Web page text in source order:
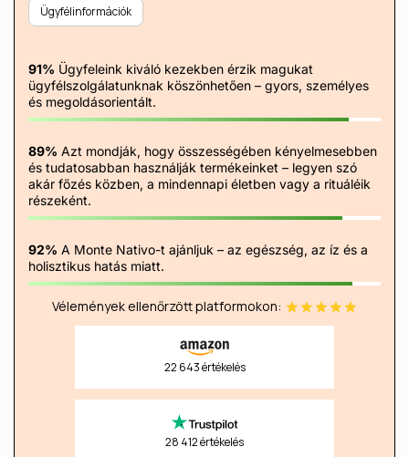
Ügyfélinformációk
91% Ügyfeleink kiváló kezekben érzik magukat
ügyfélszolgálatunknak köszönhetően – gyors, személyes
és megoldásorientált.
89% Azt mondják, hogy összességében kényelmesebben
és tudatosabban használják termékeinket – legyen szó
akár főzés közben, a mindennapi életben vagy a rituáléik
részeként.
92% A Monte Nativo-t ajánljuk – az egészség, az íz és a
holisztikus hatás miatt.
Vélemények ellenőrzött platformokon:
22 643 értékelés
28 412 értékelés